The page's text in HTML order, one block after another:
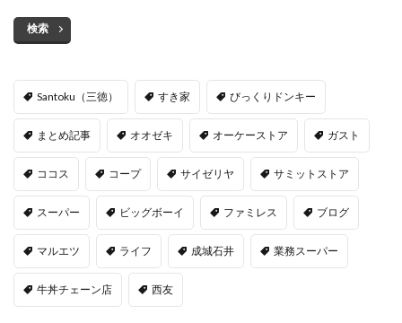
検索
Santoku（三徳） すき家 びっくりドンキー
まとめ記事 オオゼキ オーケーストア ガスト
ココス コープ サイゼリヤ サミットストア
スーパー ビッグボーイ ファミレス ブログ
マルエツ ライフ 成城石井 業務スーパー
牛丼チェーン店 西友